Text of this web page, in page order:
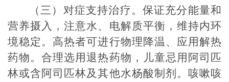
（三）对症支持治疗。保证充分能量和
营养摄入，注意水、电解质平衡，维持内环
境稳定。 高热者可进行物理降温、应用解热
药物。合理选用退热药物，儿童忌用阿司匹
林或含阿司匹林及其他水杨酸制剂。 咳嗽咳